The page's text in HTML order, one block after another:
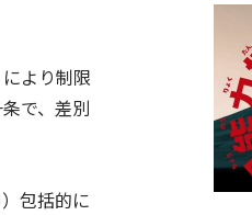
より制限
で、差別
包括的に